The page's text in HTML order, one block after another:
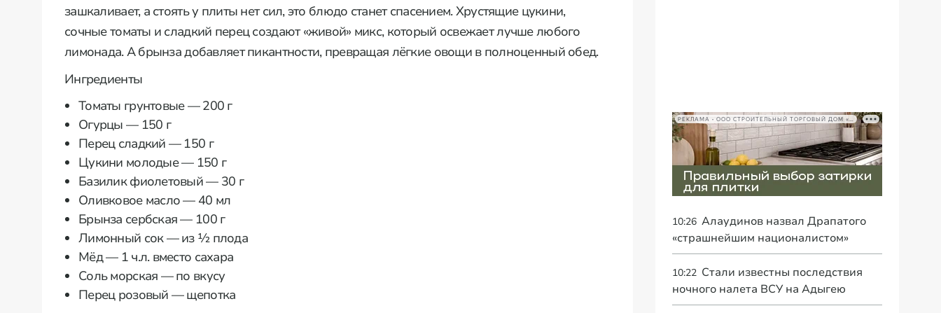
зашкаливает, а стоять у плиты нет сил, это блюдо станет спасением. Хрустящие цукини,
сочные томаты и сладкий перец создают «живой» микс, который освежает лучше любого
лимонада. А брынза добавляет пикантности, превращая лёгкие овощи в полноценный обед.
Ингредиенты
Томаты грунтовые — 200 г
Огурцы — 150 г
Перец сладкий — 150 г
Цукини молодые — 150 г
Базилик фиолетовый — 30 г
Оливковое масло — 40 мл
Брынза сербская — 100 г
Лимонный сок — из ½ плода
Мёд — 1 ч.л. вместо сахара
Соль морская — по вкусу
Перец розовый — щепотка
10:26 Алаудинов назвал Драпатого
«страшнейшим националистом»
10:22 Стали известны последствия
ночного налета ВСУ на Адыгею